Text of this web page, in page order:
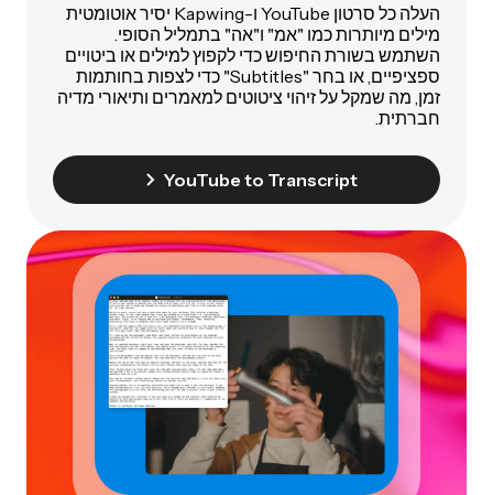
העלה כל סרטון YouTube ו-Kapwing יסיר אוטומטית
מילים מיותרות כמו "אמ" ו"אה" בתמליל הסופי.
השתמש בשורת החיפוש כדי לקפוץ למילים או ביטויים
ספציפיים, או בחר "Subtitles" כדי לצפות בחותמות
זמן, מה שמקל על זיהוי ציטוטים למאמרים ותיאורי מדיה
חברתית.
YouTube to Transcript